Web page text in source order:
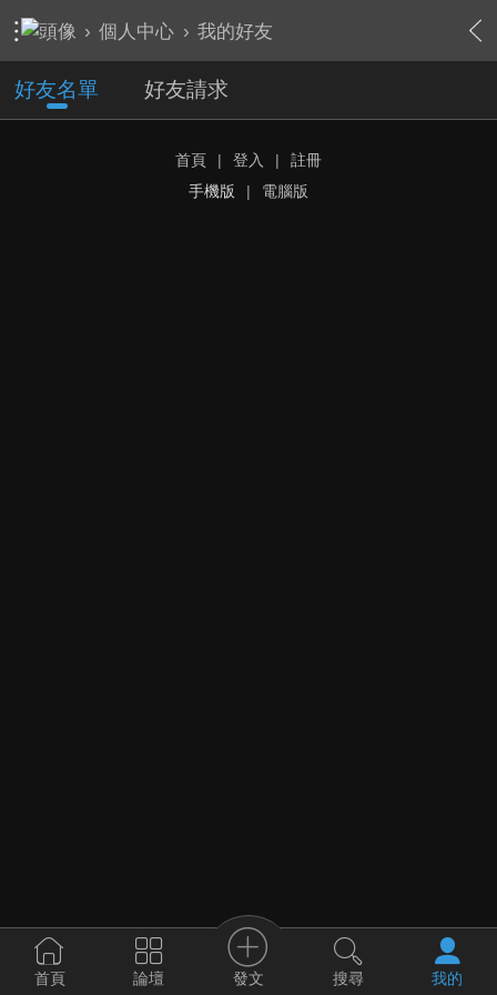
› 個人中心 › 我的好友
好友名單 好友請求
首頁 | 登入 |
註冊
手機版
| 電腦版
首頁 論壇 發文 搜尋 我的